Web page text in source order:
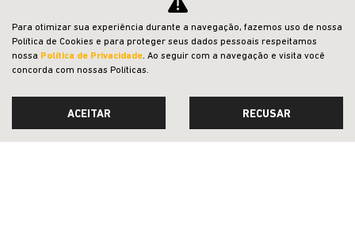
BLOG
COMPARATIVO
Para otimizar sua experiência durante a navegação, fazemos uso de nossa
Política de Cookies e para proteger seus dados pessoais respeitamos
nossa Política de Privacidade. Ao seguir com a navegação e visita você
concorda com nossas Políticas.
ACEITAR RECUSAR